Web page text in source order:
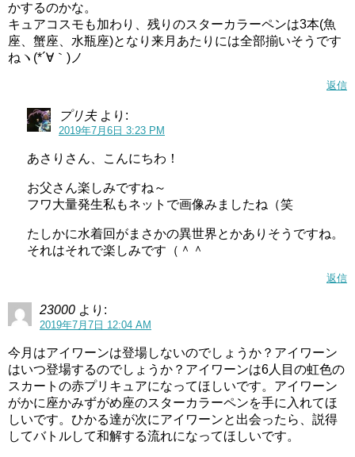
かするのかな。
キュアコスモも加わり、残りのスターカラーペンは3本(魚
座、蟹座、水瓶座)となり来月あたりには全部揃いそうです
ねヽ(*´∀｀)ノ
返信
プリ夫 より:
2019年7月6日 3:23 PM
あさりさん、こんにちわ！
お父さん楽しみですね～
フワ大量発生私もネットで画像みましたね（笑
たしかに水着回がまさかの異世界とかありそうですね。
それはそれで楽しみです（＾＾
返信
23000 より:
2019年7月7日 12:04 AM
今月はアイワーンは登場しないのでしょうか？アイワーン
はいつ登場するのでしょうか？アイワーンは6人目の虹色の
スカートの赤プリキュアになってほしいです。アイワーン
がかに座かみずがめ座のスターカラーペンを手に入れてほ
しいです。ひかる達が次にアイワーンと出会ったら、説得
してバトルして和解する流れになってほしいです。